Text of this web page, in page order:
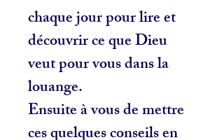
chaque jour pour lire et
découvrir ce que Dieu
veut pour vous dans la
louange.
Ensuite à vous de mettre